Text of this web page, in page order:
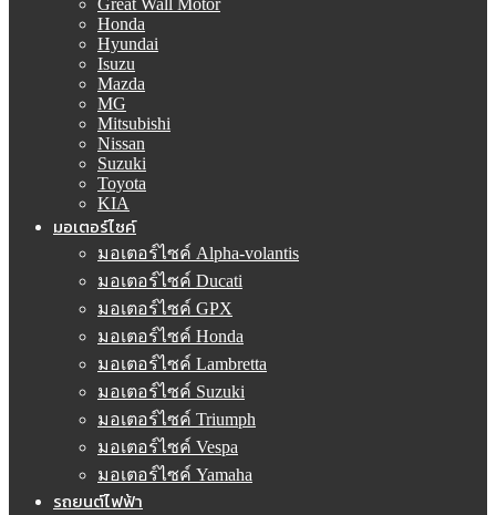
Great Wall Motor
Honda
Hyundai
Isuzu
Mazda
MG
Mitsubishi
Nissan
Suzuki
Toyota
KIA
มอเตอร์ไซค์
มอเตอร์ไซค์ Alpha-volantis
มอเตอร์ไซค์ Ducati
มอเตอร์ไซค์ GPX
มอเตอร์ไซค์ Honda
มอเตอร์ไซค์ Lambretta
มอเตอร์ไซค์ Suzuki
มอเตอร์ไซค์ Triumph
มอเตอร์ไซค์ Vespa
มอเตอร์ไซค์ Yamaha
รถยนต์ไฟฟ้า